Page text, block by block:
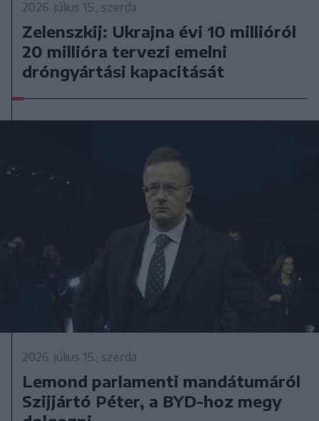
2026. július 15., szerda
Zelenszkij: Ukrajna évi 10 millióról
20 millióra tervezi emelni
dróngyártási kapacitását
2026. július 15., szerda
Lemond parlamenti mandátumáról
Szijjártó Péter, a BYD-hoz megy